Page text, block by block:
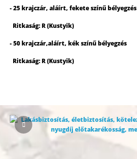
- 25 krajczár, aláírt, fekete színű bélyegzés
Ritkaság: R (Kustyik)
- 50 krajczár,aláírt, kék színű bélyegzés
Ritkaság: R (Kustyik)